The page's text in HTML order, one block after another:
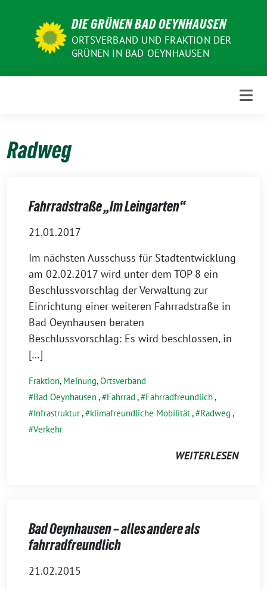
DIE GRÜNEN BAD OEYNHAUSEN
ORTSVERBAND UND FRAKTION DER
GRÜNEN IN BAD OEYNHAUSEN
Radweg
Fahrradstraße „Im Leingarten“
21.01.2017
Im nächsten Ausschuss für Stadtentwicklung
am 02.02.2017 wird unter dem TOP 8 ein
Beschlussvorschlag der Verwaltung zur
Einrichtung einer weiteren Fahrradstraße in
Bad Oeynhausen beraten
Beschlussvorschlag: Es wird beschlossen, in
[…]
Fraktion, Meinung,Ortsverband
Bad Oeynhausen, Fahrrad , Fahrradfreundlich,
Infrastruktur, klimafreundliche Mobilität, Radweg ,
Verkehr
WEITERLESEN
Bad Oeynhausen – alles andere als
fahrradfreundlich
21.02.2015